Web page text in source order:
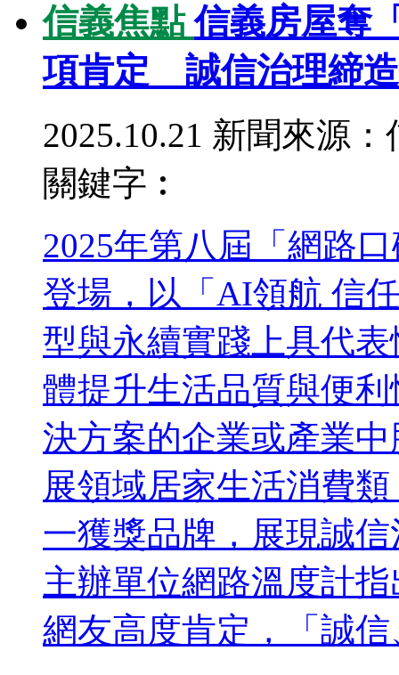
信義焦點信義房屋奪
項肯定 誠信治理締
2025.10.21 新聞來源：
關鍵字︰
2025年第八屆「網路
登場，以「AI領航 信
型與永續實踐上具代
體提升生活品質與便
決方案的企業或產業
展領域居家生活消費
一獲獎品牌，展現誠
主辦單位網路溫度計
網友高度肯定，「誠